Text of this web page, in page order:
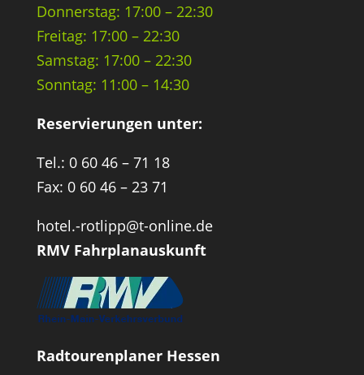
Donnerstag: 17:00 – 22:30
Freitag: 17:00 – 22:30
Samstag: 17:00 – 22:30
Sonntag: 11:00 – 14:30
Reservierungen unter:
Tel.: 0 60 46 – 71 18
Fax: 0 60 46 – 23 71
hotel.-rotlipp@t-online.de
RMV Fahrplanauskunft
Radtourenplaner Hessen